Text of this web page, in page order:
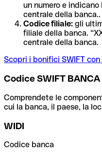
un numero e
centrale della banca..
Codice filiale: gli
filiale della banca.
centrale della banca.
Scopri i bonifici SWIFT
Codice SWIFT BANCA
Comprendete le
cui la banca, il paese, la
WIDI
Codice banca